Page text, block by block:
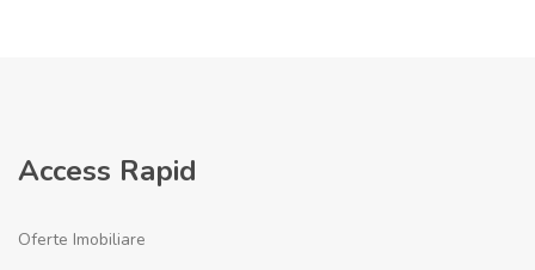
Access Rapid
Oferte Imobiliare